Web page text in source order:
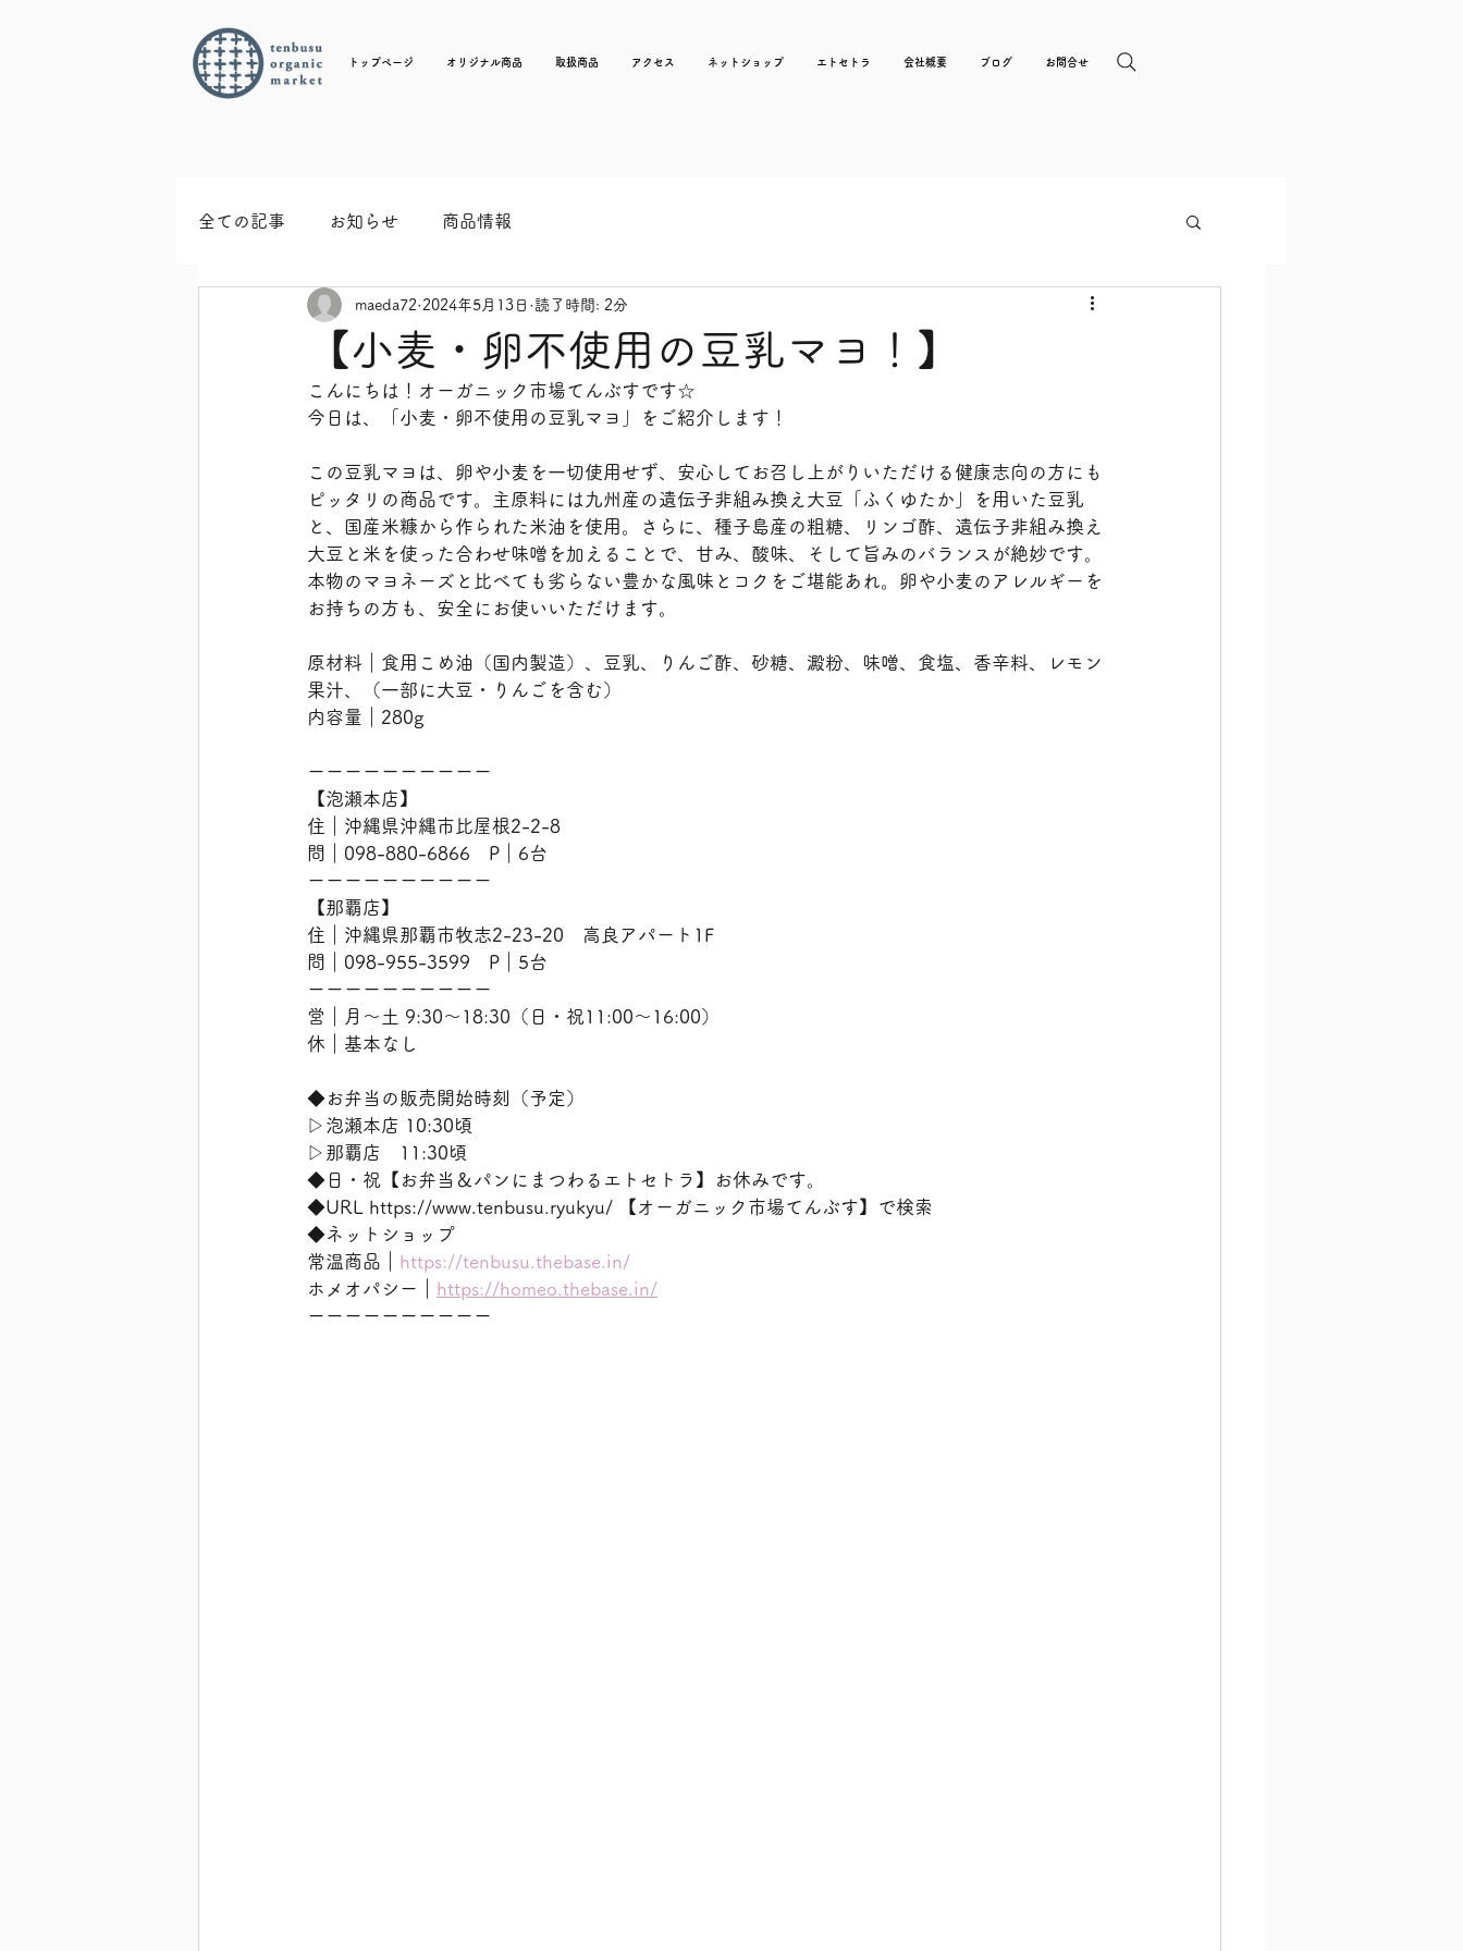
トップページ オリジナル商品 取扱商品 アクセス ネットショップ エトセトラ 会社概要 ブログ お問合せ
全ての記事 お知らせ 商品情報
【小麦・卵不使用の​豆乳マヨ​！】
maeda72 2024年5月13日 読了時間: 2分
こんにちは！オーガニック市場てんぶすです☆
今日は、「小麦・卵不使用の​豆乳マヨ​」をご紹介します！
この豆乳マヨは、卵や小麦を一切使用せず、安心してお召し上がりいただける健康志向の方にも
ピッタリの商品です。主原料には九州産の遺伝子非組み換え大豆「ふくゆたか」を用いた豆乳
と、国産米糠から作られた米油を使用。さらに、種子島産の粗糖、リンゴ酢、遺伝子非組み換え
大豆と米を使った合わせ味噌を加えることで、甘み、酸味、そして旨みのバランスが絶妙です。
本物のマヨネーズと比べても劣らない豊かな風味とコクをご堪能あれ。卵や小麦のアレルギーを
お持ちの方も、安全にお使いいただけます。
原材料｜食用こめ油（国内製造）、豆乳、りんご酢、砂糖、澱粉、味噌、食塩、香辛料、レモン
果汁、（一部に大豆・りんごを含む）
内容量｜280g
ーーーーーーーーーー
【泡瀬本店】
住｜沖縄県沖縄市比屋根2-2-8
問｜098-880-6866　P｜6台
ーーーーーーーーーー
【那覇店】
住｜沖縄県那覇市牧志2-23-20　高良アパート1F
問｜098-955-3599　P｜5台
ーーーーーーーーーー
営｜月〜土 9:30〜18:30（日・祝11:00〜16:00）
休｜基本なし
◆お弁当の販売開始時刻（予定）
▷泡瀬本店 10:30頃
▷那覇店　11:30頃
◆日・祝【お弁当＆パンにまつわるエトセトラ】お休みです。
◆URL https://www.tenbusu.ryukyu/ 【オーガニック市場てんぶす】で検索
◆ネットショップ
常温商品｜ https://tenbusu.thebase.in/
ホメオパシー｜ https://homeo.thebase.in/
ーーーーーーーーーー